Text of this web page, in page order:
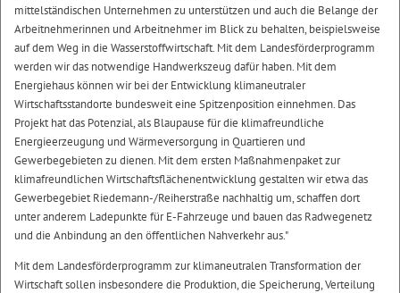
mittelständischen Unternehmen zu unterstützen und auch die Belange der
Arbeitnehmerinnen und Arbeitnehmer im Blick zu behalten, beispielsweise
auf dem Weg in die Wasserstoffwirtschaft. Mit dem Landesförderprogramm
werden wir das notwendige Handwerkszeug dafür haben. Mit dem
Energiehaus können wir bei der Entwicklung klimaneutraler
Wirtschaftsstandorte bundesweit eine Spitzenposition einnehmen. Das
Projekt hat das Potenzial, als Blaupause für die klimafreundliche
Energieerzeugung und Wärmeversorgung in Quartieren und
Gewerbegebieten zu dienen. Mit dem ersten Maßnahmenpaket zur
klimafreundlichen Wirtschaftsflächenentwicklung gestalten wir etwa das
Gewerbegebiet Riedemann-/Reiherstraße nachhaltig um, schaffen dort
unter anderem Ladepunkte für E-Fahrzeuge und bauen das Radwegenetz
und die Anbindung an den öffentlichen Nahverkehr aus."
Mit dem Landesförderprogramm zur klimaneutralen Transformation der
Wirtschaft sollen insbesondere die Produktion, die Speicherung, Verteilung